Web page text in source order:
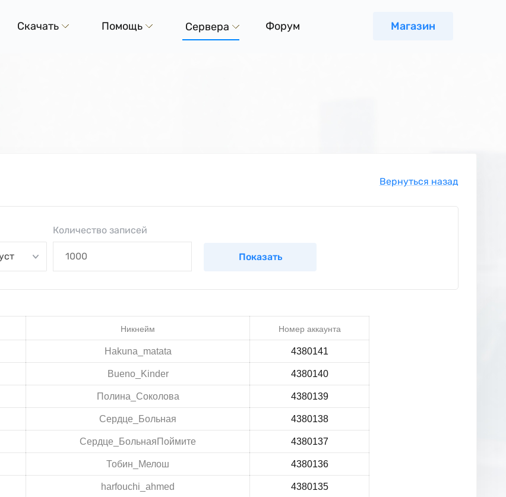
Скачать Помощь Сервера Форум Магазин
Вернуться назад
Количество записей
Никнейм Номер аккаунта
Hakuna_matata 4380141
Bueno_Kinder 4380140
Полина_Соколова 4380139
Сердце_Больная 4380138
Сердце_БольнаяПоймите 4380137
Тобин_Мелош 4380136
harfouchi_ahmed 4380135